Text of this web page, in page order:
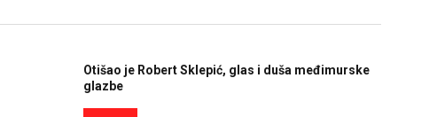
Otišao je Robert Sklepić, glas i duša međimurske
glazbe